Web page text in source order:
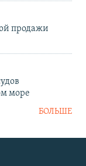
продажи
море
БОЛЬШЕ